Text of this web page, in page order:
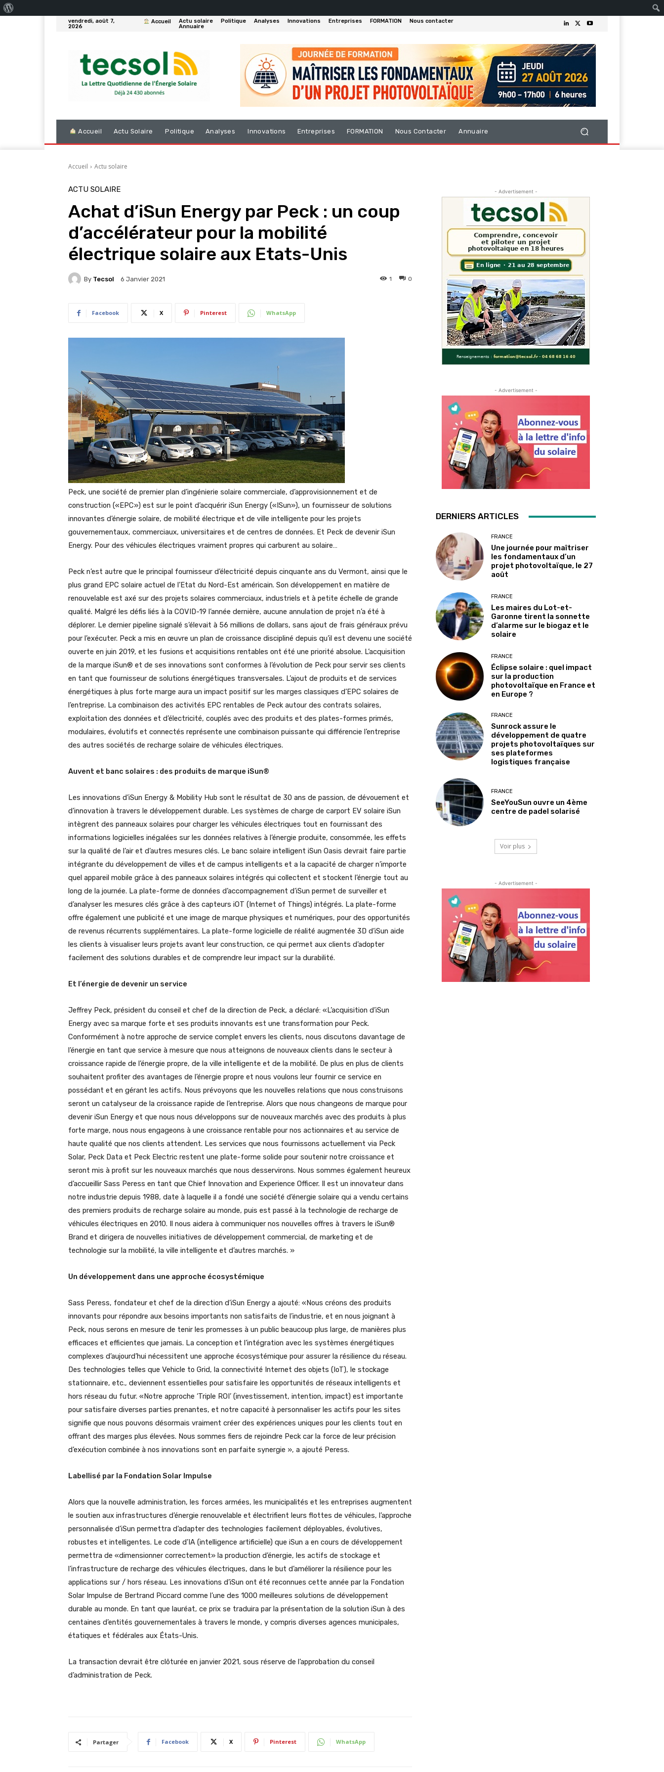
vendredi, août 7,
2026
Accueil Actu solaire Politique Analyses Innovations Entreprises FORMATION
Nous contacter
Annuaire
Accueil Actu Solaire Politique Analyses Innovations Entreprises FORMATION Nous Contacter Annuaire
Accueil Actu solaire
ACTU SOLAIRE
Achat d’iSun Energy par Peck : un coup
d’accélérateur pour la mobilité
électrique solaire aux Etats-Unis
By Tecsol 6 Janvier 2021 0
1
Facebook X Pinterest WhatsApp
Peck, une société de premier plan d’ingénierie solaire commerciale, d’approvisionnement et de
construction («EPC») est sur le point d’acquérir iSun Energy («ISun»), un fournisseur de solutions
innovantes d’énergie solaire, de mobilité électrique et de ville intelligente pour les projets
gouvernementaux, commerciaux, universitaires et de centres de données. Et Peck de devenir iSun
Energy. Pour des véhicules électriques vraiment propres qui carburent au solaire…
Peck n’est autre que le principal fournisseur d’électricité depuis cinquante ans du Vermont, ainsi que le
plus grand EPC solaire actuel de l’Etat du Nord-Est américain. Son développement en matière de
renouvelable est axé sur des projets solaires commerciaux, industriels et à petite échelle de grande
qualité. Malgré les défis liés à la COVID-19 l’année dernière, aucune annulation de projet n’a été à
déplorer. Le dernier pipeline signalé s’élevait à 56 millions de dollars, sans ajout de frais généraux prévu
pour l’exécuter. Peck a mis en œuvre un plan de croissance discipliné depuis qu’il est devenu une société
ouverte en juin 2019, et les fusions et acquisitions rentables ont été une priorité absolue. L’acquisition
de la marque iSun® et de ses innovations sont conformes à l’évolution de Peck pour servir ses clients
en tant que fournisseur de solutions énergétiques transversales. L’ajout de produits et de services
énergétiques à plus forte marge aura un impact positif sur les marges classiques d’EPC solaires de
l’entreprise. La combinaison des activités EPC rentables de Peck autour des contrats solaires,
exploitation des données et d’électricité, couplés avec des produits et des plates-formes primés,
modulaires, évolutifs et connectés représente une combinaison puissante qui différencie l’entreprise
des autres sociétés de recharge solaire de véhicules électriques.
Auvent et banc solaires : des produits de marque iSun®
Les innovations d’iSun Energy & Mobility Hub sont le résultat de 30 ans de passion, de dévouement et
d’innovation à travers le développement durable. Les systèmes de charge de carport EV solaire iSun
intègrent des panneaux solaires pour charger les véhicules électriques tout en fournissant des
informations logicielles inégalées sur les données relatives à l’énergie produite, consommée, les effets
sur la qualité de l’air et d’autres mesures clés. Le banc solaire intelligent iSun Oasis devrait faire partie
intégrante du développement de villes et de campus intelligents et a la capacité de charger n’importe
quel appareil mobile grâce à des panneaux solaires intégrés qui collectent et stockent l’énergie tout au
long de la journée. La plate-forme de données d’accompagnement d’iSun permet de surveiller et
d’analyser les mesures clés grâce à des capteurs iOT (Internet of Things) intégrés. La plate-forme
offre également une publicité et une image de marque physiques et numériques, pour des opportunités
de revenus récurrents supplémentaires. La plate-forme logicielle de réalité augmentée 3D d’iSun aide
les clients à visualiser leurs projets avant leur construction, ce qui permet aux clients d’adopter
facilement des solutions durables et de comprendre leur impact sur la durabilité.
Et l’énergie de devenir un service
Jeffrey Peck, président du conseil et chef de la direction de Peck, a déclaré: «L’acquisition d’iSun
Energy avec sa marque forte et ses produits innovants est une transformation pour Peck.
Conformément à notre approche de service complet envers les clients, nous discutons davantage de
l’énergie en tant que service à mesure que nous atteignons de nouveaux clients dans le secteur à
croissance rapide de l’énergie propre, de la ville intelligente et de la mobilité. De plus en plus de clients
souhaitent profiter des avantages de l’énergie propre et nous voulons leur fournir ce service en
possédant et en gérant les actifs. Nous prévoyons que les nouvelles relations que nous construisons
seront un catalyseur de la croissance rapide de l’entreprise. Alors que nous changeons de marque pour
devenir iSun Energy et que nous nous développons sur de nouveaux marchés avec des produits à plus
forte marge, nous nous engageons à une croissance rentable pour nos actionnaires et au service de
haute qualité que nos clients attendent. Les services que nous fournissons actuellement via Peck
Solar, Peck Data et Peck Electric restent une plate-forme solide pour soutenir notre croissance et
seront mis à profit sur les nouveaux marchés que nous desservirons. Nous sommes également heureux
d’accueillir Sass Peress en tant que Chief Innovation and Experience Officer. Il est un innovateur dans
notre industrie depuis 1988, date à laquelle il a fondé une société d’énergie solaire qui a vendu certains
des premiers produits de recharge solaire au monde, puis est passé à la technologie de recharge de
véhicules électriques en 2010. Il nous aidera à communiquer nos nouvelles offres à travers le iSun®
Brand et dirigera de nouvelles initiatives de développement commercial, de marketing et de
technologie sur la mobilité, la ville intelligente et d’autres marchés. »
Un développement dans une approche écosystémique
Sass Peress, fondateur et chef de la direction d’iSun Energy a ajouté: «Nous créons des produits
innovants pour répondre aux besoins importants non satisfaits de l’industrie, et en nous joignant à
Peck, nous serons en mesure de tenir les promesses à un public beaucoup plus large, de manières plus
efficaces et efficientes que jamais. La conception et l’intégration avec les systèmes énergétiques
complexes d’aujourd’hui nécessitent une approche écosystémique pour assurer la résilience du réseau.
Des technologies telles que Vehicle to Grid, la connectivité Internet des objets (IoT), le stockage
stationnaire, etc., deviennent essentielles pour satisfaire les opportunités de réseaux intelligents et
hors réseau du futur. «Notre approche ‘Triple ROI’ (investissement, intention, impact) est importante
pour satisfaire diverses parties prenantes, et notre capacité à personnaliser les actifs pour les sites
signifie que nous pouvons désormais vraiment créer des expériences uniques pour les clients tout en
offrant des marges plus élevées. Nous sommes fiers de rejoindre Peck car la force de leur précision
d’exécution combinée à nos innovations sont en parfaite synergie », a ajouté Peress.
Labellisé par la Fondation Solar Impulse
Alors que la nouvelle administration, les forces armées, les municipalités et les entreprises augmentent
le soutien aux infrastructures d’énergie renouvelable et électrifient leurs flottes de véhicules, l’approche
personnalisée d’iSun permettra d’adapter des technologies facilement déployables, évolutives,
robustes et intelligentes. Le code d’IA (intelligence artificielle) que iSun a en cours de développement
permettra de «dimensionner correctement» la production d’énergie, les actifs de stockage et
l’infrastructure de recharge des véhicules électriques, dans le but d’améliorer la résilience pour les
applications sur / hors réseau. Les innovations d’iSun ont été reconnues cette année par la Fondation
Solar Impulse de Bertrand Piccard comme l’une des 1000 meilleures solutions de développement
durable au monde. En tant que lauréat, ce prix se traduira par la présentation de la solution iSun à des
centaines d’entités gouvernementales à travers le monde, y compris diverses agences municipales,
étatiques et fédérales aux États-Unis.
La transaction devrait être clôturée en janvier 2021, sous réserve de l’approbation du conseil
d’administration de Peck.
Partager Facebook X Pinterest WhatsApp
- Advertisement -
- Advertisement -
DERNIERS ARTICLES
FRANCE
Une journée pour maîtriser
les fondamentaux d’un
projet photovoltaïque, le 27
août
FRANCE
Les maires du Lot-et-
Garonne tirent la sonnette
d’alarme sur le biogaz et le
solaire
FRANCE
Éclipse solaire : quel impact
sur la production
photovoltaïque en France et
en Europe ?
FRANCE
Sunrock assure le
développement de quatre
projets photovoltaïques sur
ses plateformes
logistiques française
FRANCE
SeeYouSun ouvre un 4ème
centre de padel solarisé
Voir plus
- Advertisement -